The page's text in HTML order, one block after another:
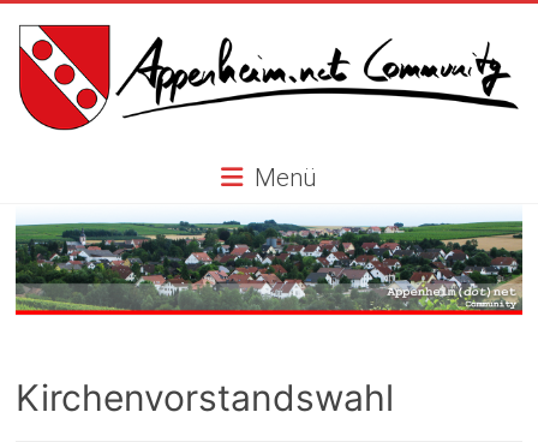
content
Appenheim.net
Community
Menü
Kirchenvorstandswahl